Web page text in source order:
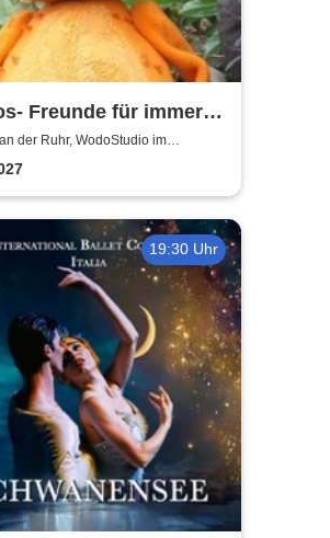
Freunde für immer |
im
Ruhr
der Ruhr, WodoStudio im
Ruhr
19:30 Uhr